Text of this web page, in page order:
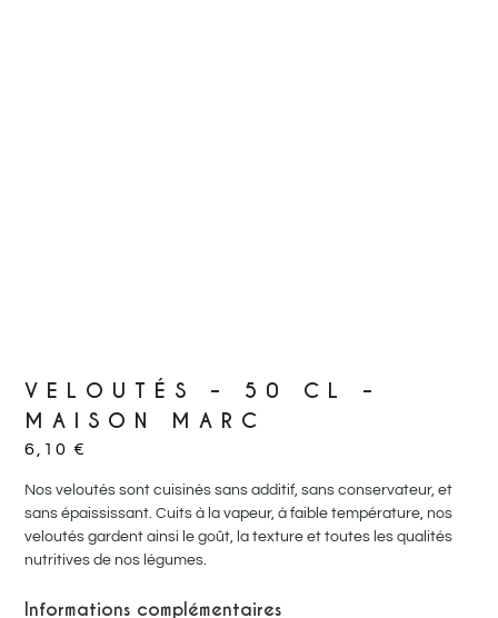
VELOUTÉS – 50 CL –
MAISON MARC
6,10€
Nos veloutés sont cuisinés sans additif, sans conservateur, et
sans épaississant. Cuits à la vapeur, à faible température, nos
veloutés gardent ainsi le goût, la texture et toutes les qualités
nutritives de nos légumes.
Informations complémentaires